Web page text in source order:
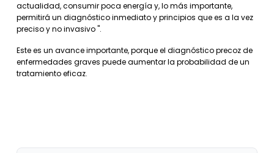
actualidad, consumir poca energía y, lo más importante,
permitirá un diagnóstico inmediato y principios que es a la vez
preciso y no invasivo ".
Este es un avance importante, porque el diagnóstico precoz de
enfermedades graves puede aumentar la probabilidad de un
tratamiento eficaz.